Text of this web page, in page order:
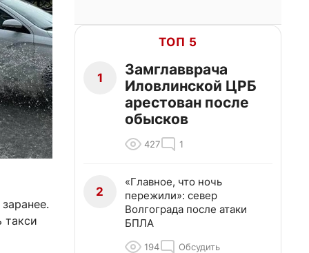
такси
ТОП 5
1
Замглавврача
Иловлинской ЦРБ
арестован после
обысков
427 1
2
«Главное, что ночь
пережили»: север
Волгограда после атаки
БПЛА
194 Обсудить